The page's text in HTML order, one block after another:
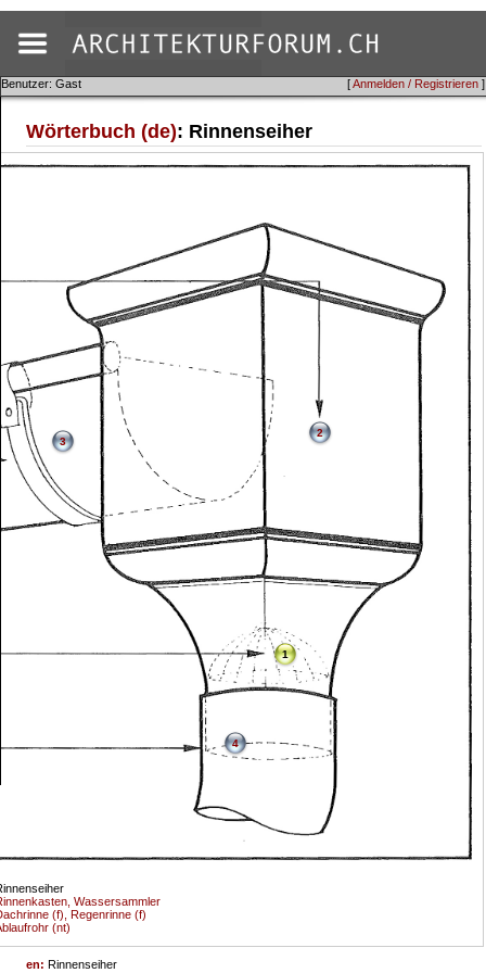
[Anmelden / Registrieren ]
Benutzer: Gast
Wörterbuch (de): Rinnenseiher
1
Wassersammler
2
(f), Regenrinne (f)
3
(nt)
4
en: Rinnenseiher